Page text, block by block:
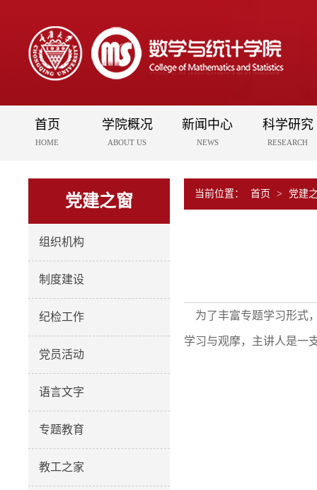
首页
HOME
学院概况
ABOUT US
新闻中心
NEWS
科学研究
RESEARCH
党建之窗
组织机构
制度建设
纪检工作
党员活动
语言文字
专题教育
教工之家
当前位置： 首页 > 党建
为了丰富专题学习形式
学习与观摩，主讲人是一